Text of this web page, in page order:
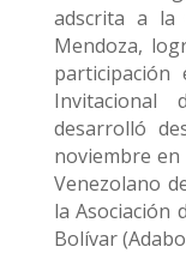
adscrita a la
Mendoza,
participación
Invitacional
desarrolló
noviembre
Venezolano
la Asociación
Bolívar